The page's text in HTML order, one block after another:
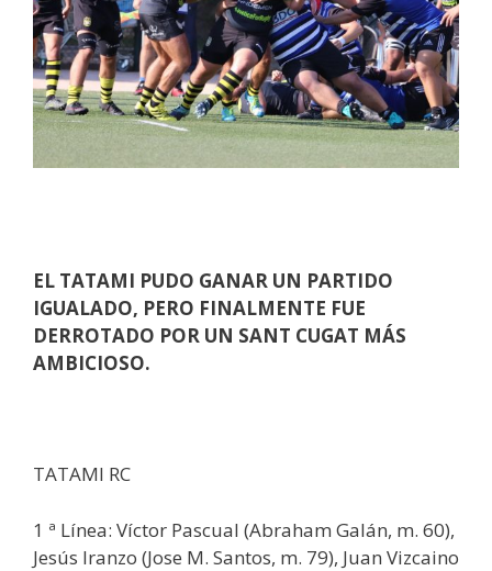
EL TATAMI PUDO GANAR UN PARTIDO
IGUALADO, PERO FINALMENTE FUE
DERROTADO POR UN SANT CUGAT MÁS
AMBICIOSO.
TATAMI RC
1 ª Línea: Víctor Pascual (Abraham Galán, m. 60),
Jesús Iranzo (Jose M. Santos, m. 79), Juan Vizcaino